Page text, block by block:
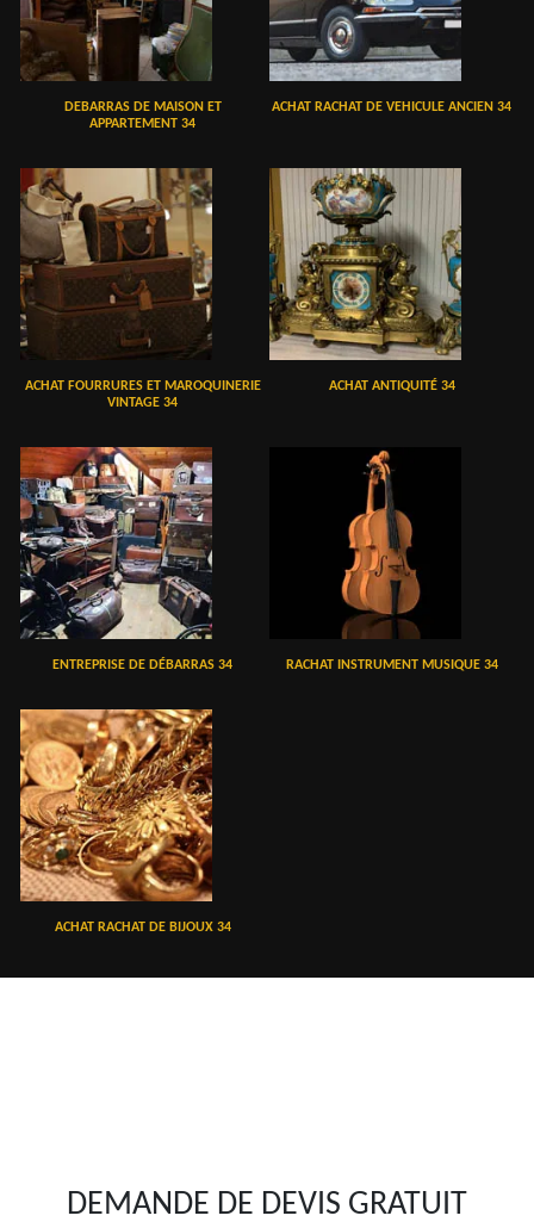
DEBARRAS DE MAISON ET
APPARTEMENT 34
ACHAT RACHAT DE VEHICULE ANCIEN 34
ACHAT FOURRURES ET MAROQUINERIE
VINTAGE 34
ACHAT ANTIQUITÉ 34
ENTREPRISE DE DÉBARRAS 34 RACHAT INSTRUMENT MUSIQUE 34
ACHAT RACHAT DE BIJOUX 34
DEMANDE DE DEVIS GRATUIT